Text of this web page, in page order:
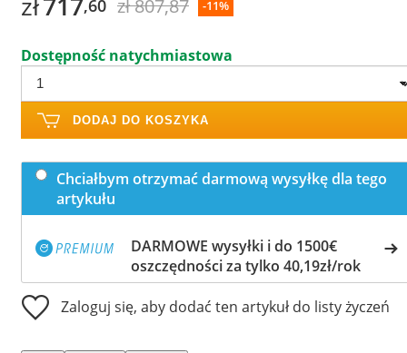
,60 zł 807,87 -11%
Dostępność natychmiastowa
DODAJ DO KOSZYKA
Chciałbym otrzymać darmową wysyłkę dla tego
artykułu
DARMOWE wysyłki i do 1500€
oszczędności za tylko 40,19zł/rok
Zaloguj się, aby dodać ten artykuł do listy życzeń